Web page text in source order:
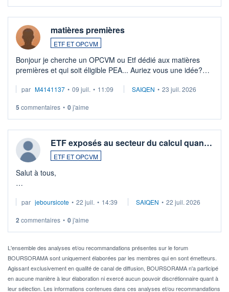
matières premières
ETF ET OPCVM
Bonjour je cherche un OPCVM ou Etf dédié aux matières
premières et qui soit éligible PEA... Auriez vous une idée?
par M4141137 • 09 juil. • 11:09 SAIQEN • 23 juil. 2026
5 commentaires • 0j'aime
ETF exposés au secteur du calcul quan…
ETF ET OPCVM
Salut à tous,
via un ETF plutôt que des actions individuelles.
Idéalement, je voudrais qu'il soit éligible au PEA.
Pour l' ...
par jeboursicote • 22 juil. • 14:39 SAIQEN • 22 juil. 2026
2 commentaires • 0j'aime
L'ensemble des analyses et/ou recommandations présentes sur le forum
BOURSORAMA sont uniquement élaborées par les membres qui en sont émetteurs.
Agissant exclusivement en qualité de canal de diffusion, BOURSORAMA n'a participé
en aucune manière à leur élaboration ni exercé aucun pouvoir discrétionnaire quant à
leur sélection. Les informations contenues dans ces analyses et/ou recommandations